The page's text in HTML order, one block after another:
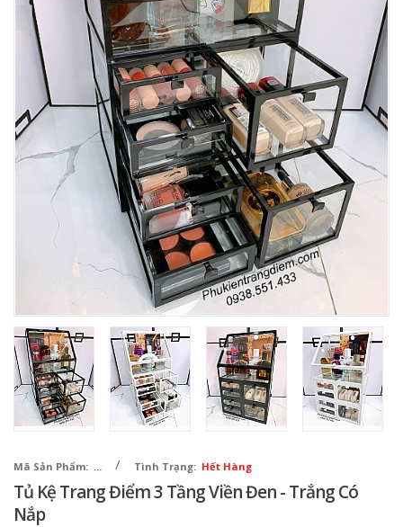
Mã Sản Phẩm: ... / Tình Trạng: Hết Hàng
Tủ Kệ Trang Điểm 3 Tầng Viền Đen - Trắng Có
Nắp